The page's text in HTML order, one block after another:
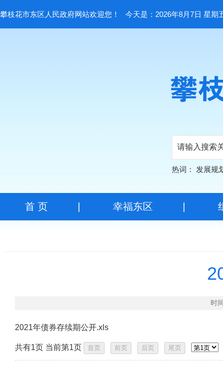
攀枝花市东区人民政府网站欢迎您！ 今天是：2026年8月7日 星期
热词： 发展规
首 页| 幸福东区
时
2021年债券存续期公开.xls
共有1页 当前第1页